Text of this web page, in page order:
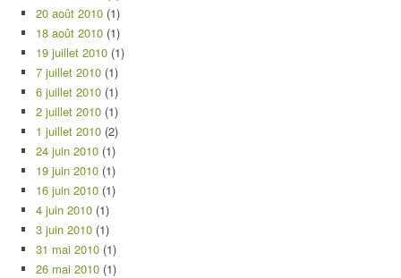
20 août 2010 (1)
18 août 2010 (1)
19 juillet 2010 (1)
7 juillet 2010 (1)
6 juillet 2010 (1)
2 juillet 2010 (1)
1 juillet 2010 (2)
24 juin 2010 (1)
19 juin 2010 (1)
16 juin 2010 (1)
4 juin 2010 (1)
3 juin 2010 (1)
31 mai 2010 (1)
26 mai 2010 (1)